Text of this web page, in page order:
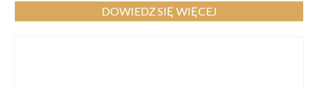
DOWIEDZ SIĘ WIĘCEJ